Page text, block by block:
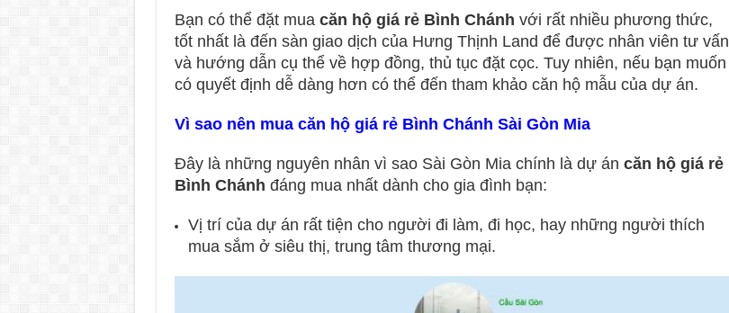
Bạn có thể đặt mua căn hộ giá rẻ Bình Chánh với rất nhiều phương thức,
tốt nhất là đến sàn giao dịch của Hưng Thịnh Land để được nhân viên tư vấn
và hướng dẫn cụ thể về hợp đồng, thủ tục đặt cọc. Tuy nhiên, nếu bạn muốn
có quyết định dễ dàng hơn có thể đến tham khảo căn hộ mẫu của dự án.
Vì sao nên mua căn hộ giá rẻ Bình Chánh Sài Gòn Mia
Đây là những nguyên nhân vì sao Sài Gòn Mia chính là dự án căn hộ giá rẻ
Bình Chánh đáng mua nhất dành cho gia đình bạn:
Vị trí của dự án rất tiện cho người đi làm, đi học, hay những người thích
mua sắm ở siêu thị, trung tâm thương mại.